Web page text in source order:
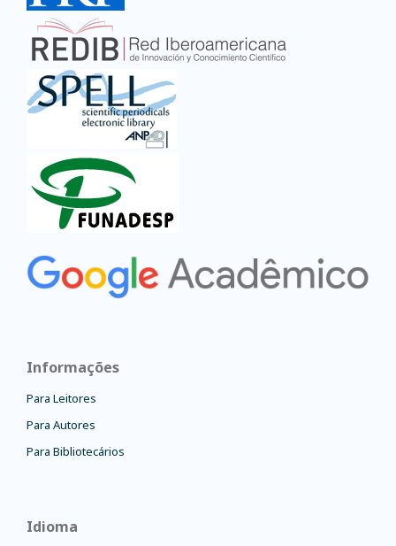
Informações
Para Leitores
Para Autores
Para Bibliotecários
Idioma